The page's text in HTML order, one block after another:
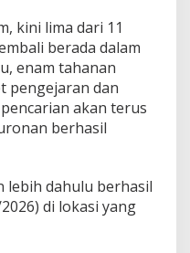
kini lima dari 11
berada dalam
enam tahanan
pengejaran dan
akan terus
berhasil
lebih dahulu berhasil
di lokasi yang